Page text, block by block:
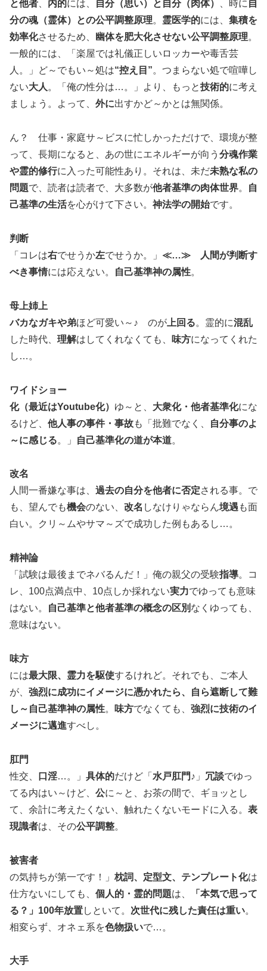
と他者 内的には、 自分（思い）と自分（肉体） 、時に 自
分の魂（霊体）との公平調整原理。 霊医学的には、 集積を
効率化させるため、 幽体を肥大化させない公平調整原理。
一般的には、「楽屋では礼儀正しいロッカーや毒舌芸
人。」ど～でもい～処は“控え目”。つまらない処で喧嘩し
ない大人 。「俺の性分は…。」より、もっと技術的に考え
ましょう。よって、 外に出すかど～かとは無関係。
ん？ 仕事・家庭サ～ビスに忙しかっただけで、環境が整
って、長期になると、あの世にエネルギーが向う 分魂作業
や霊的修行に入った可能性あり。それは、未だ未熟な私の
問題で、読者は読者で、大多数が他者基準の肉体世界。
自
己基準の生活を心がけて下さい。 神法学の開始です。
判断
「コレは右でせうか左でせうか。」 ≪…≫
人間が判断す
べき事情には応えない。 自己基準神の属性。
母上姉上
バカなガキや弟ほど可愛い～♪ のが 上回る。霊的に混乱
した時代、 理解はしてくれなくても、 味方になってくれた
し…。
ワイドショー
化（最近はYoutube化） ゆ～と、 大衆化・他者基準化にな
るけど、 他人事の事件・事故も「批難でなく、
自分事のよ
～に感じる。」 自己基準化の道が本道。
改名
人間一番嫌な事は、 過去の自分を他者に否定される事。で
も、望んでも機会のない、 改名 しなけりゃならん境遇 も面
白い。クリ～ムやサマ～ズで成功した例もあるし…。
精神論
「試験は最後までネバるんだ！」俺の親父の受験指導。コ
レ、100点満点中、10点しか採れない実力でゆっても意味
はない。
自己基準と他者基準の概念の区別 なくゆっても、
意味はない。
味方
には最大限、霊力を駆使するけれど。それでも、ご本人
が、 強烈に成功にイメージに憑かれたら、自ら遮断して難
し～自己基準神の属性。 味方でなくても、 強烈に技術のイ
メージに邁進すべし。
肛門
性交、
口淫…。」 具体的だけど「 水戸肛門♪ 」 冗談でゆっ
てる内はい～けど、 公に～と、お茶の間で、ギョッとし
て、余計に考えたくない、触れたくないモードに入る。 表
現識者は、その公平調整。
被害者
の気持ちが第一です！」 枕詞、定型文、テンプレート化は
仕方ないにしても、 個人的・霊的問題は、
「本気で思って
る？」100年放置しといて。 次世代に残した責任は重い。
相変らず、オネェ系を色物扱いで…。
大手